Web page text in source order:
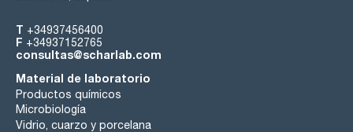
T +34937456400
F +34937152765
consultas@scharlab.com
Material de laboratorio
Productos químicos
Microbiología
Vidrio, cuarzo y porcelana